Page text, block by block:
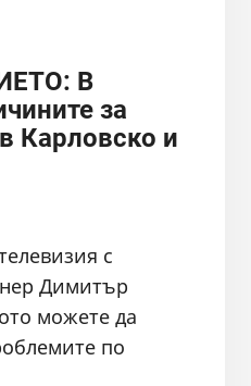
В
за
Карловско и
с
Димитър
можете да
по